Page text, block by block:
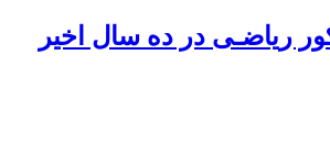
ریاضـی در ده سال اخیر